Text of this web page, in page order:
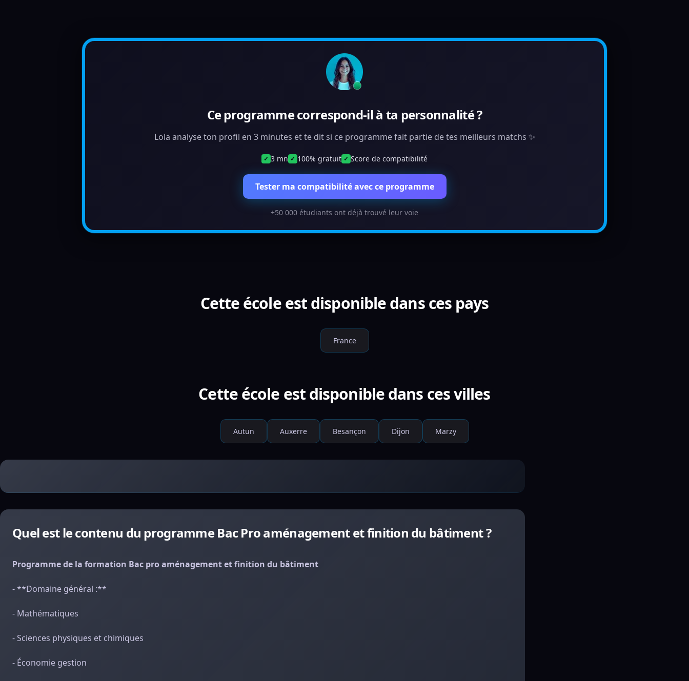
Ce programme correspond-il à ta personnalité ?
Lola analyse ton profil en 3 minutes et te dit si ce programme fait partie de tes meilleurs matchs ✨
✓ 3 mn ✓ 100% gratuit ✓ Score de compatibilité
Tester ma compatibilité avec ce programme
+50 000 étudiants ont déjà trouvé leur voie
Cette école est disponible dans ces pays
France
Cette école est disponible dans ces villes
Autun Auxerre Besançon Dijon Marzy
Quel est le contenu du programme Bac Pro aménagement et finition du bâtiment ?
Programme de la formation Bac pro aménagement et finition du bâtiment
- **Domaine général :**
- Mathématiques
- Sciences physiques et chimiques
- Économie gestion